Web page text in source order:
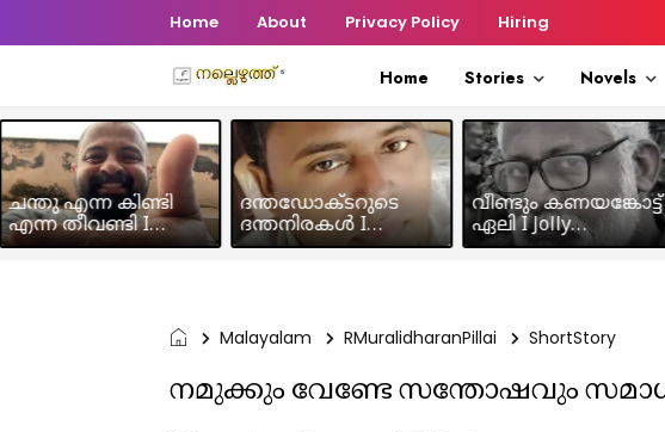
Home About Privacy Policy Hiring
Home Stories Novels
ചന്തു എന്ന കിണ്ടി
എന്ന തീവണ്ടി I
Humour Story I Rajeev
ദന്തഡോക്ടറുടെ
ദന്തനിരകൾ I
Humour I Hussain MK
വീണ്ടും കണയങ്കോട്ട്
ഏലി I Jolly
Chakramakkil
Malayalam RMuralidharanPillai ShortStory
നമുക്കും വേണ്ടേ സന്തോഷവും